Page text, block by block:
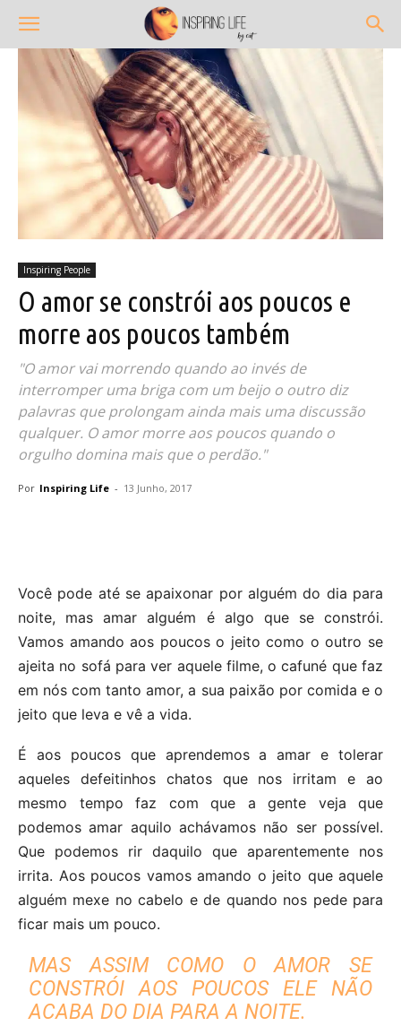
Inspiring People
O amor se constrói aos poucos e
morre aos poucos também
"O amor vai morrendo quando ao invés de
interromper uma briga com um beijo o outro diz
palavras que prolongam ainda mais uma discussão
qualquer. O amor morre aos poucos quando o
orgulho domina mais que o perdão."
Por Inspiring Life - 13 Junho, 2017
Você pode até se apaixonar por alguém do dia para
noite, mas amar alguém é algo que se constrói.
Vamos amando aos poucos o jeito como o outro se
ajeita no sofá para ver aquele filme, o cafuné que faz
em nós com tanto amor, a sua paixão por comida e o
jeito que leva e vê a vida.
É aos poucos que aprendemos a amar e tolerar
aqueles defeitinhos chatos que nos irritam e ao
mesmo tempo faz com que a gente veja que
podemos amar aquilo achávamos não ser possível.
Que podemos rir daquilo que aparentemente nos
irrita. Aos poucos vamos amando o jeito que aquele
alguém mexe no cabelo e de quando nos pede para
ficar mais um pouco.
MAS ASSIM COMO O AMOR SE
CONSTRÓI AOS POUCOS ELE NÃO
ACABA DO DIA PARA A NOITE.